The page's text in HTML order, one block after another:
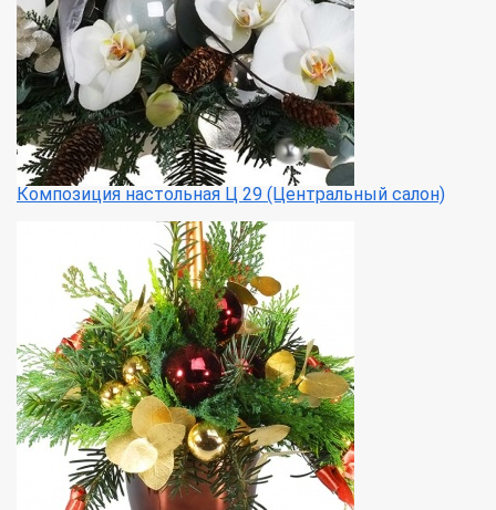
Композиция настольная Ц 29 (Центральный салон)